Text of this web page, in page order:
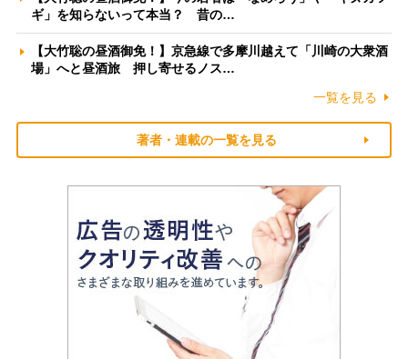
ギ」を知らないって本当？ 昔の…
【大竹聡の昼酒御免！】京急線で多摩川越えて「川崎の大衆酒
場」へと昼酒旅 押し寄せるノス…
一覧を見る
著者・連載の一覧を見る